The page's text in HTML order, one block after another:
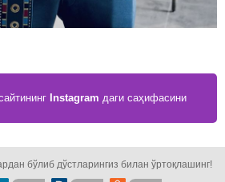
Instagram даги саҳифасини
бўлиб дўстларингиз билан ўртоқлашинг!